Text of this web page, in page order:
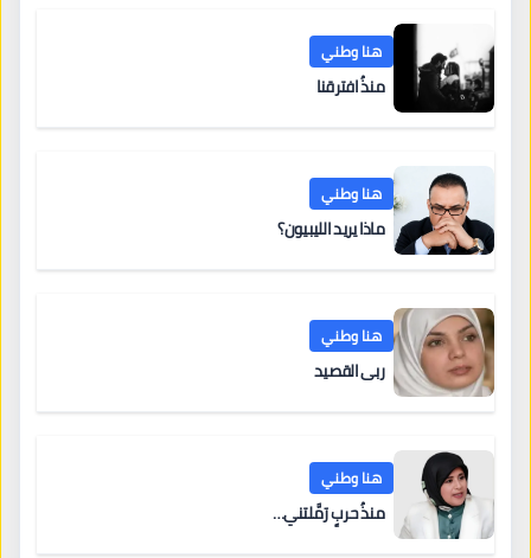
هنا وطني
منذُ افترقنا
هنا وطني
ماذا يريد الليبيون؟
هنا وطني
ربى القصيد
هنا وطني
منذُ حربٍ رَمَّلتني…